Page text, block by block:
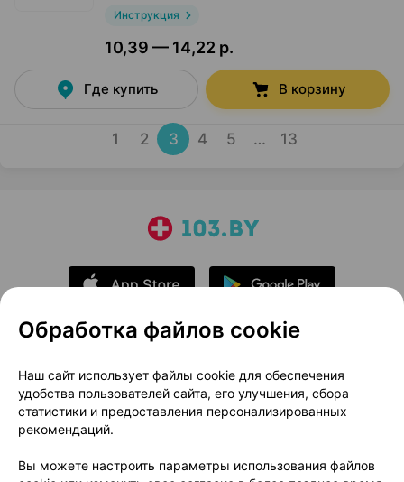
Инструкция
10,39 — 14,22 р.
Где купить В корзину
1 2 3 4 5 … 13
О проекте
Новости проекта
Размещение рекламы
Медицинский маркетинг
Публичный договор
Доставка
Способы оплаты
Вакансии Партнеры
Обработка файлов cookie
Наш сайт использует файлы cookie для обеспечения
удобства пользователей сайта, его улучшения, сбора
статистики и предоставления персонализированных
рекомендаций.
Вы можете настроить параметры использования файлов